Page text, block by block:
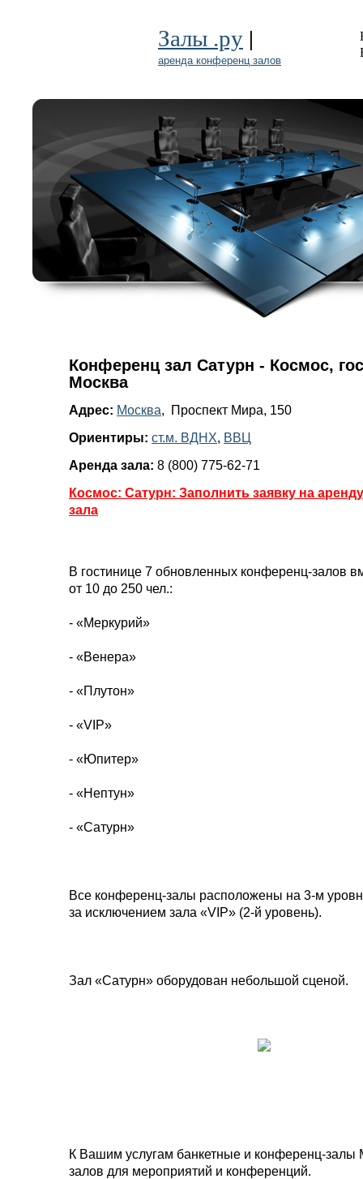
Залы .ру |
аренда конференц залов
Конференц зал Сатурн - Космос,
Москва
Адрес: Москва, Проспект Мира, 150
Ориентиры: ст.м. ВДНХ, ВВЦ
Аренда зала: 8 (800) 775-62-71
Космос: Сатурн: Заполнить заявку на
зала
В гостинице 7 обновленных конференц-залов
от 10 до 250 чел.:
- «Меркурий»
- «Венера»
- «Плутон»
- «VIP»
- «Юпитер»
- «Нептун»
- «Сатурн»
Все конференц-залы расположены на 3-м
за исключением зала «VIP» (2-й уровень).
Зал «Сатурн» оборудован небольшой сценой.
К Вашим услугам банкетные и конференц-залы
залов для мероприятий и конференций.